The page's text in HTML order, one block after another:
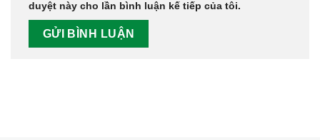
duyệt này cho lần bình luận kế tiếp của tôi.